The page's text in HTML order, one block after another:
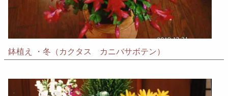
鉢植え ・冬（カクタス カニバサボテン）